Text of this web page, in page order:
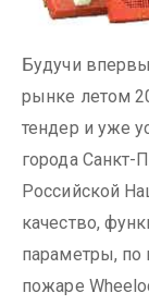
Будучи
рынке летом
тендер и уже
города Санкт-
Российской
качество,
параметры,
пожаре